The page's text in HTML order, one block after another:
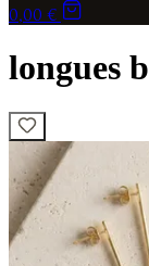
0,00 €
longues